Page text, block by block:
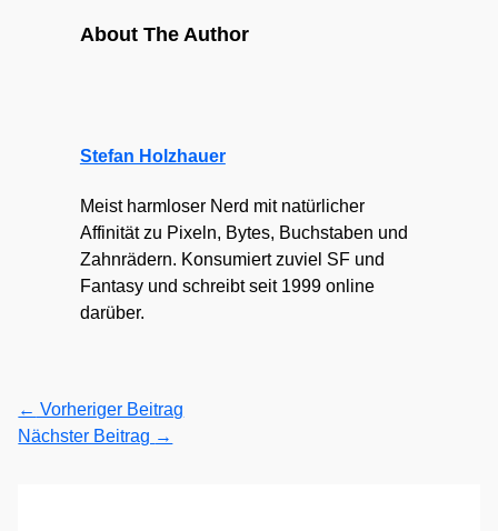
About The Author
Stefan Holzhauer
Meist harmloser Nerd mit natürlicher
Affinität zu Pixeln, Bytes, Buchstaben und
Zahnrädern. Konsumiert zuviel SF und
Fantasy und schreibt seit 1999 online
darüber.
← Vorheriger Beitrag
Nächster Beitrag →